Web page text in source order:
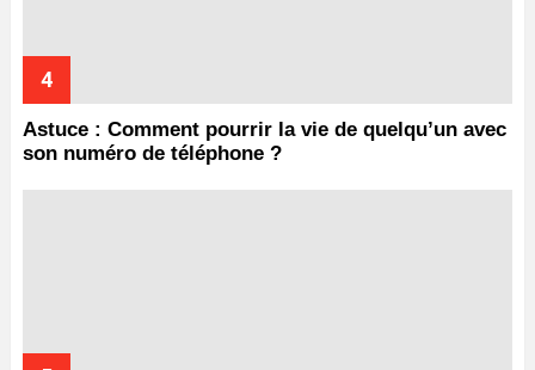
Astuce : Comment pourrir la vie de quelqu’un avec
son numéro de téléphone ?